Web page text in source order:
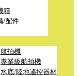
箱
/配件
航拍機
專業級航拍機
水底/陸地遙控器材